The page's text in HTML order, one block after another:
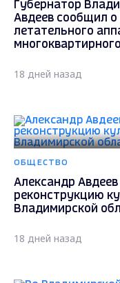
Губернатор
Авдеев сообщил о
летательного
18 дней назад
ОБЩЕСТВО
Александр
реконструкцию
Владимирской
18 дней назад